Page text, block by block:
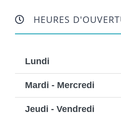
HEURES
Lundi
Mardi - Mercredi
Jeudi - Vendredi